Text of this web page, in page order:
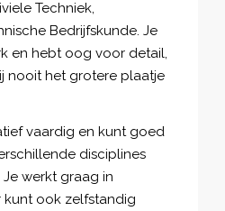
Techniek,
Bedrijfskunde. Je
en hebt oog voor detail,
nooit het grotere plaatje
vaardig en kunt goed
disciplines
werkt graag in
kunt ook zelfstandig